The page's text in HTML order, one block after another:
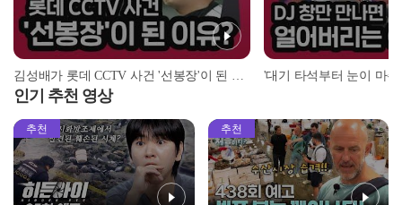
김성배가 롯데 CCTV 사건 '선봉장'이 된 이유? | #스톡킹 EP.12-4
인기 추천 영상
추천 추천